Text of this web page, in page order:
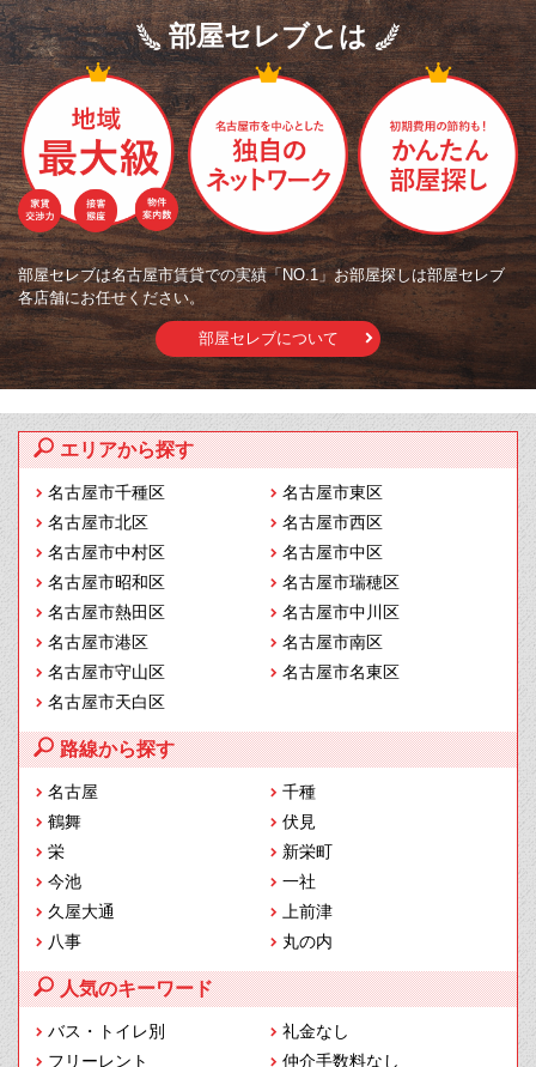
部屋セレブとは
部屋セレブは名古屋市賃貸での実績「NO.1」お部屋探しは部屋セレブ
各店舗にお任せください。
部屋セレブについて
エリアから探す
名古屋市千種区
名古屋市東区
名古屋市北区
名古屋市西区
名古屋市中村区
名古屋市中区
名古屋市昭和区
名古屋市瑞穂区
名古屋市熱田区
名古屋市中川区
名古屋市港区
名古屋市南区
名古屋市守山区
名古屋市名東区
名古屋市天白区
路線から探す
名古屋
千種
鶴舞
伏見
栄
新栄町
今池
一社
久屋大通
上前津
八事
丸の内
人気のキーワード
バス・トイレ別
礼金なし
フリーレント
仲介手数料なし